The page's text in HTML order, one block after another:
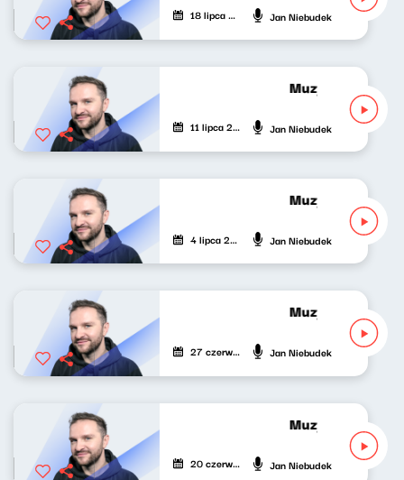
18 lipca 2026 Jan Niebudek
Muzyka
11 lipca 2026 Jan Niebudek
Muzyka
4 lipca 2026 Jan Niebudek
Muzyka
27 czerwca 2026 Jan Niebudek
Muzyka
20 czerwca 2026 Jan Niebudek